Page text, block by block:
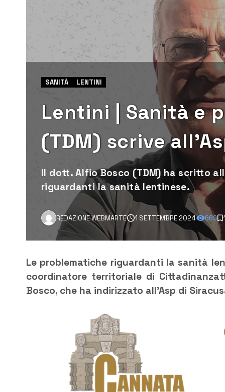
SANITÀ LENTINI
Lentini | Sanità e
(TDM) scrive
Il dott. Alfio Bosco (TDM) ha scritto
riguardanti la sanità lentinese.
REDAZIONE WEBMARTE 1 SETTEMBRE 2024 669
Le problematiche riguardanti la sanità
coordinatore territoriale di
Bosco, che ha indirizzato all’Asp di